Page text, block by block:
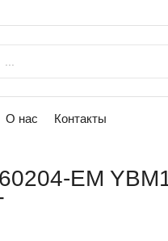
О нас Контакты
EM